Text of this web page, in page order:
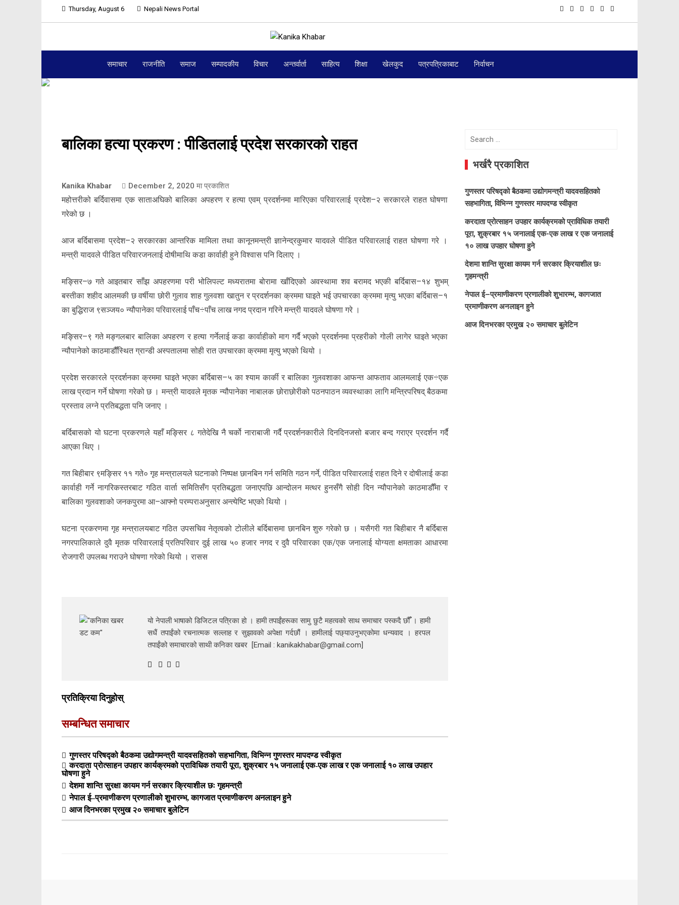
Thursday, August 6 Nepali News Portal
समाचार राजनीति समाज सम्पादकीय विचार अन्तर्वार्ता साहित्य शिक्षा खेलकुद पत्रपत्रिकाबाट निर्वाचन
बालिका हत्या प्रकरण : पीडितलाई प्रदेश सरकारको राहत
Kanika Khabar December 2, 2020 मा प्रकाशित
महोत्तरीको बर्दिवासमा एक साताअघिको बालिका अपहरण र हत्या एवम् प्रदर्शनमा मारिएका परिवारलाई प्रदेश–२ सरकारले राहत घोषणा
गरेको छ ।
आज बर्दिबासमा प्रदेश–२ सरकारका आन्तरिक मामिला तथा कानूनमन्त्री ज्ञानेन्द्रकुमार यादवले पीडित परिवारलाई राहत घोषणा गरे ।
मन्त्री यादवले पीडित परिवारजनलाई दोषीमाथि कडा कार्वाही हुने विश्वास पनि दिलाए ।
मङ्सिर–७ गते आइतबार साँझ अपहरणमा परी भोलिपल्ट मध्यरातमा बोरामा खाँदिएको अवस्थामा शव बरामद भएकी बर्दिबास–१४ शुभम्
बस्तीका शहीद आलमकी छ वर्षीया छोरी गुलाव शाह गुलवशा खातुन र प्रदर्शनका क्रममा घाइते भई उपचारका क्रममा मृत्यु भएका बर्दिबास–१
का बुद्धिराज ९सञ्जय० न्यौपानेका परिवारलाई पाँच÷पाँच लाख नगद प्रदान गरिने मन्त्री यादवले घोषणा गरे ।
मङ्सिर–९ गते मङ्गलबार बालिका अपहरण र हत्या गर्नेलाई कडा कार्वाहीको माग गर्दै भएको प्रदर्शनमा प्रहरीको गोली लागेर घाइते भएका
न्यौपानेको काठमाडौँस्थित ग्रान्डी अस्पतालमा सोही रात उपचारका क्रममा मृत्यु भएको थियो ।
प्रदेश सरकारले प्रदर्शनका क्रममा घाइते भएका बर्दिबास–५ का श्याम कार्की र बालिका गुलवशाका आफन्त आफताव आलमलाई एक÷एक
लाख प्रदान गर्ने घोषणा गरेको छ । मन्त्री यादवले मृतक न्यौपानेका नाबालक छोराछोरीको पठनपाठन व्यवस्थाका लागि मन्त्रिपरिषद् बैठकमा
प्रस्ताव लग्ने प्रतिबद्धता पनि जनाए ।
बर्दिबासको यो घटना प्रकरणले यहाँ मङ्सिर ८ गतेदेखि नै चर्को नाराबाजी गर्दै प्रदर्शनकारीले दिनदिनजसो बजार बन्द गराएर प्रदर्शन गर्दै
आएका थिए ।
गत बिहीबार ९मङ्सिर ११ गते० गृह मन्त्रालयले घटनाको निष्पक्ष छानबिन गर्न समिति गठन गर्ने, पीडित परिवारलाई राहत दिने र दोषीलाई कडा
कार्वाही गर्ने नागरिकस्तरबाट गठित वार्ता समितिसँग प्रतिबद्धता जनाएपछि आन्दोलन मत्थर हुनसँगै सोही दिन न्यौपानेको काठमाडौँमा र
बालिका गुलवशाको जनकपुरमा आ–आफ्नो परम्पराअनुसार अन्त्येष्टि भएको थियो ।
घटना प्रकरणमा गृह मन्त्रालयबाट गठित उपसचिव नेतृत्वको टोलीले बर्दिबासमा छानबिन शुरु गरेको छ । यसैगरी गत बिहीबार नै बर्दिबास
नगरपालिकाले दुवै मृतक परिवारलाई प्रतिपरिवार दुई लाख ५० हजार नगद र दुवै परिवारका एक/एक जनालाई योग्यता क्षमताका आधारमा
रोजगारी उपलब्ध गराउने घोषणा गरेको थियो । रासस
यो नेपाली भाषाको डिजिटल पत्रिका हो । हामी तपाईंहरूका सामु छुटै महत्वको साथ समाचार पस्कदै छौँँ । हामी
सधैं तपाईंको रचनात्मक सल्लाह र सुझावको अपेक्षा गर्दछौं । हामीलाई पछ्याउनुभएकोमा धन्यवाद । हरपल
तपाईंको समाचारको साथी कनिका खबर [Email : kanikakhabar@gmail.com]
प्रतिक्रिया दिनुहोस्
सम्बन्धित समाचार
गुणस्तर परिषद्को बैठकमा उद्योगमन्त्री यादवसहितको सहभागिता, विभिन्न गुणस्तर मापदण्ड स्वीकृत
करदाता प्रोत्साहन उपहार कार्यक्रमको प्राविधिक तयारी पूरा, शुक्रबार १५ जनालाई एक-एक लाख र एक जनालाई १० लाख उपहार
घोषणा हुने
देशमा शान्ति सुरक्षा कायम गर्न सरकार क्रियाशील छः गृहमन्त्री
नेपाल ई–प्रमाणीकरण प्रणालीको शुभारम्भ, कागजात प्रमाणीकरण अनलाइन हुने
आज दिनभरका प्रमुख २० समाचार बुलेटिन
Search
भर्खरै प्रकाशित
गुणस्तर परिषद्को बैठकमा उद्योगमन्त्री यादवसहितको
सहभागिता, विभिन्न गुणस्तर मापदण्ड स्वीकृत
करदाता प्रोत्साहन उपहार कार्यक्रमको प्राविधिक तयारी
पूरा, शुक्रबार १५ जनालाई एक-एक लाख र एक जनालाई
१० लाख उपहार घोषणा हुने
देशमा शान्ति सुरक्षा कायम गर्न सरकार क्रियाशील छः
गृहमन्त्री
नेपाल ई–प्रमाणीकरण प्रणालीको शुभारम्भ, कागजात
प्रमाणीकरण अनलाइन हुने
आज दिनभरका प्रमुख २० समाचार बुलेटिन